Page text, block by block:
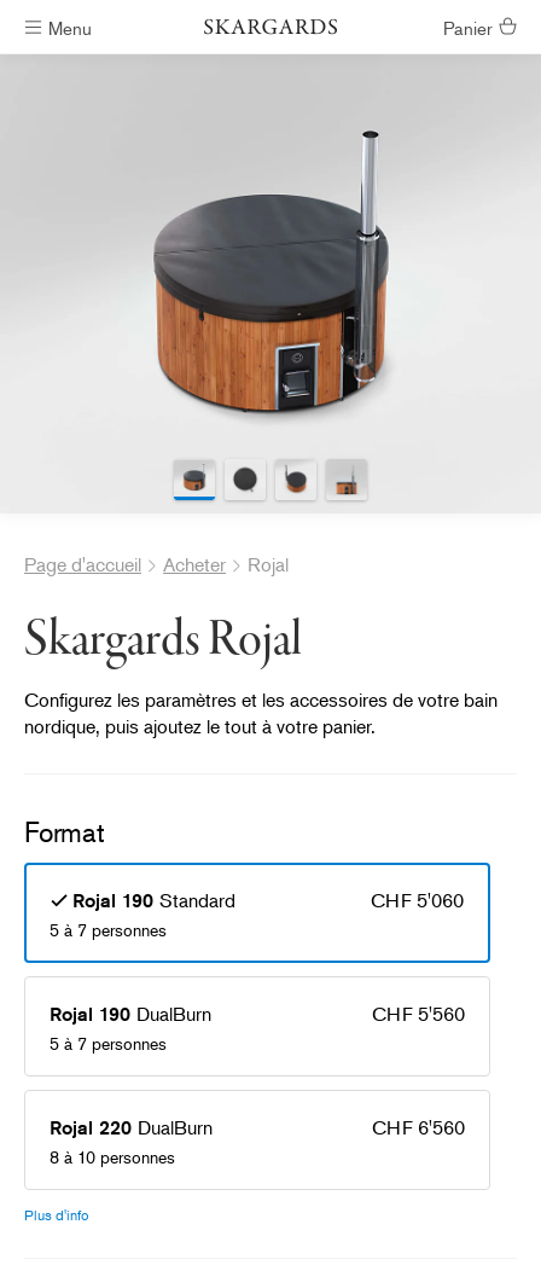
Menu Panier
Page d'accueil Acheter Rojal
Skargards Rojal
Configurez les paramètres et les accessoires de votre bain
nordique, puis ajoutez le tout à votre panier.
Format
Rojal 190 Standard CHF 5'060
5 à 7 personnes
Rojal 190 DualBurn CHF 5'560
5 à 7 personnes
Rojal 220 DualBurn CHF 6'560
8 à 10 personnes
Plus d'info